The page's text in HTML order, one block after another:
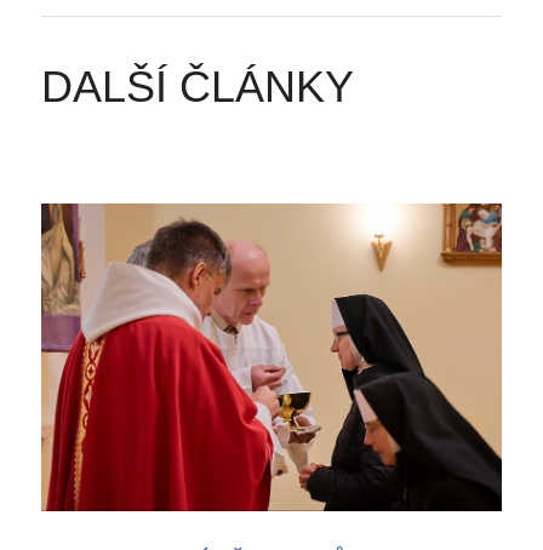
DALŠÍ ČLÁNKY